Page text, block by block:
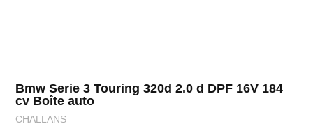
Bmw Serie 3 Touring 320d 2.0 d DPF 16V 184
cv Boîte auto
CHALLANS